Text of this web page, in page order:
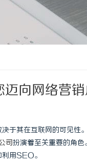
向网络营
于其在互联网的可见
司扮演着至关重要的角
用SEO。